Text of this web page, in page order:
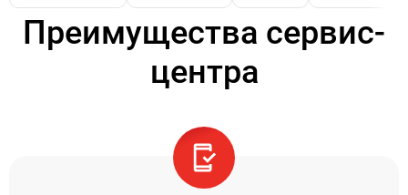
Преимущества сервис-
центра